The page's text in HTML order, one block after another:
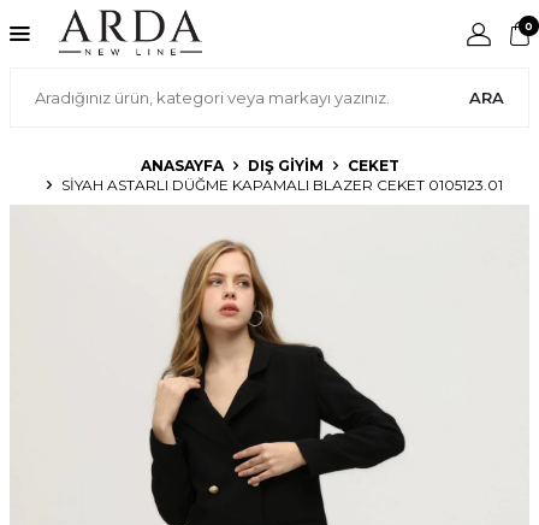
ARA
0
ANASAYFA DIŞ GIYIM
CEKET
SIYAH ASTARLI DÜĞME KAPAMALI BLAZER CEKET 0105123.01